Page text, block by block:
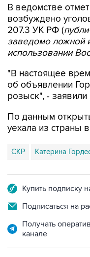
В ведомстве
возбуждено
207.3 УК РФ (
заведомо ложной
использовании
"В настоящее
об объявлении
розыск", -
По данным
уехала из страны
СКР Катерина
Купить подписку
Подписаться на
Получать
канале